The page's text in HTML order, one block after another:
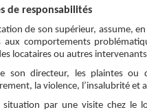
de responsabilités
de son supérieur, assume,
aux comportements
locataires ou autres
son directeur, les plaintes ou
la violence, l’insalubrité et
situation par une visite chez le